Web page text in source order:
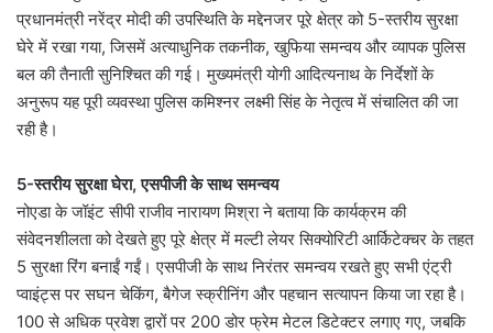
प्रधानमंत्री नरेंद्र मोदी की उपस्थिति के मद्देनजर पूरे क्षेत्र को 5-स्तरीय सुरक्षा
घेरे में रखा गया, जिसमें अत्याधुनिक तकनीक, खुफिया समन्वय और व्यापक पुलिस
बल की तैनाती सुनिश्चित की गई। मुख्यमंत्री योगी आदित्यनाथ के निर्देशों के
अनुरूप यह पूरी व्यवस्था पुलिस कमिश्नर लक्ष्मी सिंह के नेतृत्व में संचालित की जा
रही है।
5-स्तरीय सुरक्षा घेरा, एसपीजी के साथ समन्वय
नोएडा के जॉइंट सीपी राजीव नारायण मिश्रा ने बताया कि कार्यक्रम की
संवेदनशीलता को देखते हुए पूरे क्षेत्र में मल्टी लेयर सिक्योरिटी आर्किटेक्चर के तहत
5 सुरक्षा रिंग बनाईं गईं। एसपीजी के साथ निरंतर समन्वय रखते हुए सभी एंट्री
प्वाइंट्स पर सघन चेकिंग, बैगेज स्क्रीनिंग और पहचान सत्यापन किया जा रहा है।
100 से अधिक प्रवेश द्वारों पर 200 डोर फ्रेम मेटल डिटेक्टर लगाए गए, जबकि